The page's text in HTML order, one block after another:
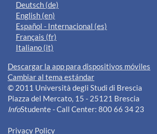
Deutsch ‎(de)‎
English ‎(en)‎
Español - Internacional ‎(es)‎
Français ‎(fr)‎
Italiano ‎(it)‎
Descargar la app para dispositivos móviles
Cambiar al tema estándar
© 2011 Università degli Studi di Brescia
Piazza del Mercato, 15 - 25121 Brescia
InfoStudente - Call Center: 800 66 34 23
Privacy Policy